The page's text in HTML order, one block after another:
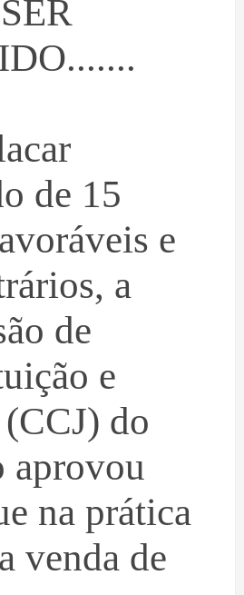
de 15
e
a
de
e
do
aprovou
na prática
venda de